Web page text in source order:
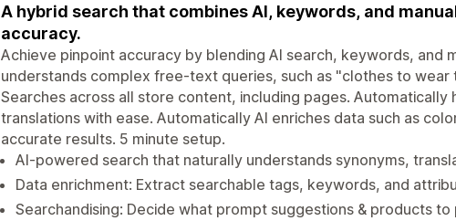
A hybrid search that combines AI, keywords, and
accuracy.
Achieve pinpoint accuracy by blending AI search, keywords, and
understands complex free-text queries, such as "clothes to wear
Searches across all store content, including pages. Automatically
translations with ease. Automatically AI enriches data such as
accurate results. 5 minute setup.
AI-powered search that naturally understands synonyms,
Data enrichment: Extract searchable tags, keywords, and
Searchandising: Decide what prompt suggestions & products to